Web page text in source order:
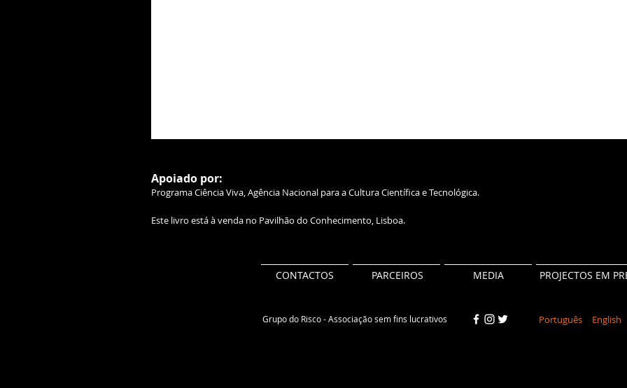
Apoiado por:
Programa Ciência Viva, Agência Nacional para a Cultura Científica e Tecnológica.
Este livro está à venda no Pavilhão do Conhecimento, Lisboa.
CONTACTOS PARCEIROS MEDIA PROJECTOS EM
Grupo do Risco - Associação sem fins lucrativos Português English